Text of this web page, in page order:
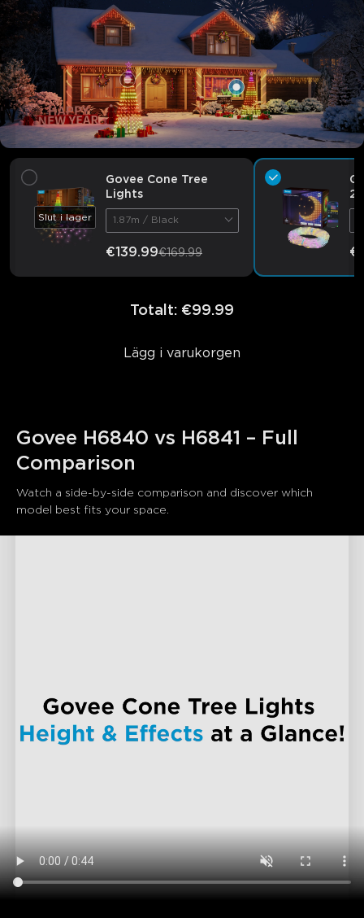
Slut i lager
Govee Cone Tree
Lights
1.87m / Black
€139.99€169.99
2
Totalt: €99.99
Lägg i varukorgen
Govee H6840 vs H6841 – Full
Comparison
Watch a side-by-side comparison and discover which
model best fits your space.